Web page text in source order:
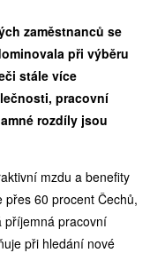
zaměstnanců se
při výběru
stále více
pracovní
rozdíly jsou
mzdu a benefity
60 procent Čechů,
příjemná pracovní
při hledání nové